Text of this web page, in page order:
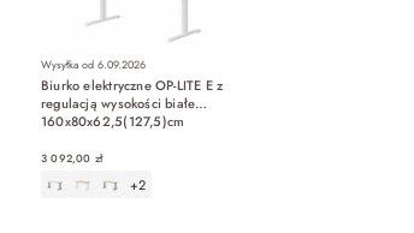
Wysyłka od 6.09.2026
Biurko elektryczne OP-LITE E z
regulacją wysokości białe
160x80x62,5(127,5)cm
3 092,00 zł
+2